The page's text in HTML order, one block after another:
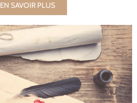
EN SAVOIR PLUS